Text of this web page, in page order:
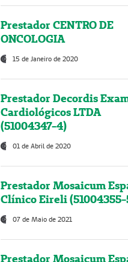
Prestador CENTRO DE
ONCOLOGIA
15 de Janeiro de 2020
Prestador Decordis
Cardiológicos LTDA
(51004347-4)
01 de Abril de 2020
Prestador Mosaicum
Clínico Eireli
07 de Maio de 2021
Prestador Mosaicum